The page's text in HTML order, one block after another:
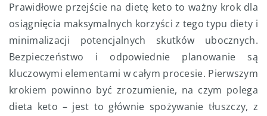
Prawidłowe przejście na dietę keto to ważny krok dla
osiągnięcia maksymalnych korzyści z tego typu diety i
minimalizacji potencjalnych skutków ubocznych.
Bezpieczeństwo i odpowiednie planowanie są
kluczowymi elementami w całym procesie. Pierwszym
krokiem powinno być zrozumienie, na czym polega
dieta keto – jest to głównie spożywanie tłuszczy, z